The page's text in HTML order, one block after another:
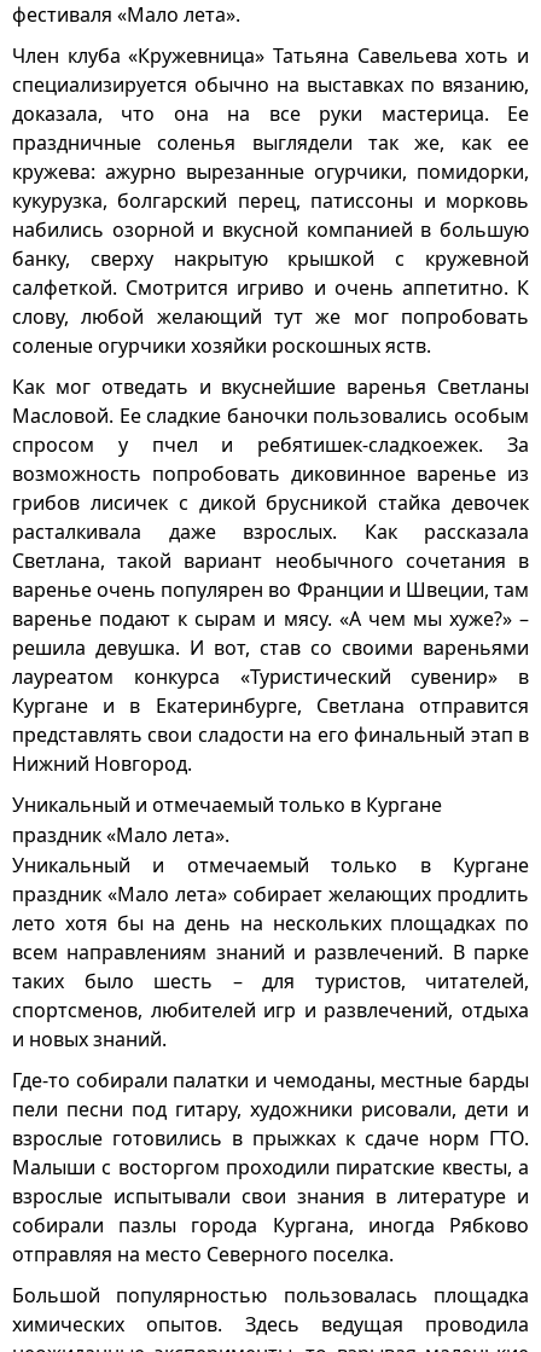
фестиваля «Мало лета».
Член клуба «Кружевница» Татьяна Савельева хоть и
специализируется обычно на выставках по вязанию,
доказала, что она на все руки мастерица. Ее
праздничные соленья выглядели так же, как ее
кружева: ажурно вырезанные огурчики, помидорки,
кукурузка, болгарский перец, патиссоны и морковь
набились озорной и вкусной компанией в большую
банку, сверху накрытую крышкой с кружевной
салфеткой. Смотрится игриво и очень аппетитно. К
слову, любой желающий тут же мог попробовать
соленые огурчики хозяйки роскошных яств.
Как мог отведать и вкуснейшие варенья Светланы
Масловой. Ее сладкие баночки пользовались особым
спросом у пчел и ребятишек-сладкоежек. За
возможность попробовать диковинное варенье из
грибов лисичек с дикой брусникой стайка девочек
расталкивала даже взрослых. Как рассказала
Светлана, такой вариант необычного сочетания в
варенье очень популярен во Франции и Швеции, там
варенье подают к сырам и мясу. «А чем мы хуже?» –
решила девушка. И вот, став со своими вареньями
лауреатом конкурса «Туристический сувенир» в
Кургане и в Екатеринбурге, Светлана отправится
представлять свои сладости на его финальный этап в
Нижний Новгород.
Уникальный и отмечаемый только в Кургане
праздник «Мало лета».
Уникальный и отмечаемый только в Кургане
праздник «Мало лета» собирает желающих продлить
лето хотя бы на день на нескольких площадках по
всем направлениям знаний и развлечений. В парке
таких было шесть – для туристов, читателей,
спортсменов, любителей игр и развлечений, отдыха
и новых знаний.
Где-то собирали палатки и чемоданы, местные барды
пели песни под гитару, художники рисовали, дети и
взрослые готовились в прыжках к сдаче норм ГТО.
Малыши с восторгом проходили пиратские квесты, а
взрослые испытывали свои знания в литературе и
собирали пазлы города Кургана, иногда Рябково
отправляя на место Северного поселка.
Большой популярностью пользовалась площадка
химических опытов. Здесь ведущая проводила